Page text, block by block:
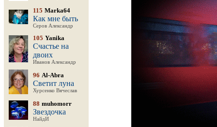
115 Marka64
Как мне быть
Серов Александр
105 Yanika
Счастье на
двоих
Иванов Александр
96 Al-Abra
Светит луна
Хурсенко Вячеслав
88 muhomorr
Звездочка
НайдИ